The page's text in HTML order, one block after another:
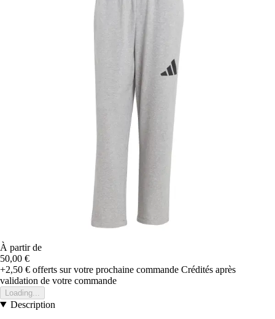
À partir de
50,00 €
+2,50 € offerts sur votre prochaine commande Crédités après
validation de votre commande
Loading...
Description